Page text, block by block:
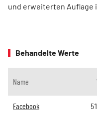
und erweiterten Auflage
Behandelte Werte
Name
Facebook